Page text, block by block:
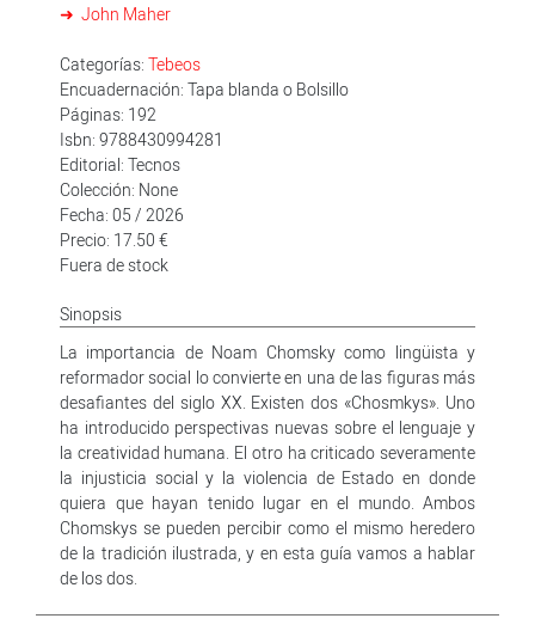
John Maher
Categorías: Tebeos
Encuadernación: Tapa blanda o Bolsillo
Páginas: 192
Isbn: 9788430994281
Editorial: Tecnos
Colección: None
Fecha: 05 / 2026
Precio: 17.50 €
Fuera de stock
Sinopsis
La importancia de Noam Chomsky como lingüista y
reformador social lo convierte en una de las figuras más
desafiantes del siglo XX. Existen dos «Chosmkys». Uno
ha introducido perspectivas nuevas sobre el lenguaje y
la creatividad humana. El otro ha criticado severamente
la injusticia social y la violencia de Estado en donde
quiera que hayan tenido lugar en el mundo. Ambos
Chomskys se pueden percibir como el mismo heredero
de la tradición ilustrada, y en esta guía vamos a hablar
de los dos.